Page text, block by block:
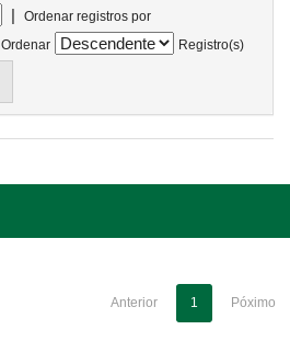
|
Ordenar registros por
Ordenar
Registro(s)
Anterior 1 Póximo